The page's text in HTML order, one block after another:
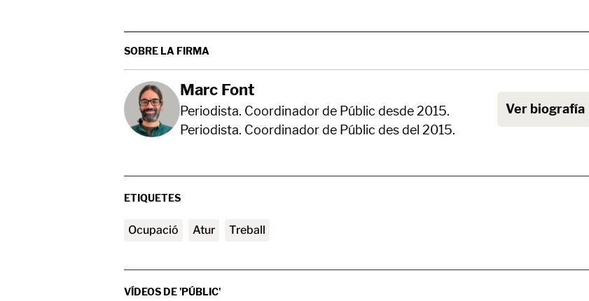
SOBRE LA FIRMA
Marc Font
Periodista. Coordinador de Públic desde 2015.
Periodista. Coordinador de Públic des del 2015.
Ver biografía
ETIQUETES
ocupació atur treball
VÍDEOS DE 'PÚBLIC'